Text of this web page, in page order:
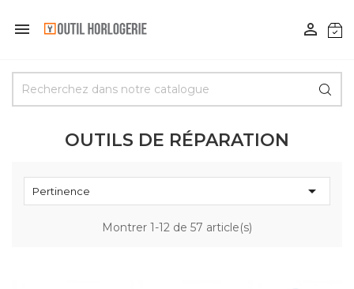
 
OUTILS DE RÉPARATION
Pertinence 
Montrer 1-12 de 57 article(s)